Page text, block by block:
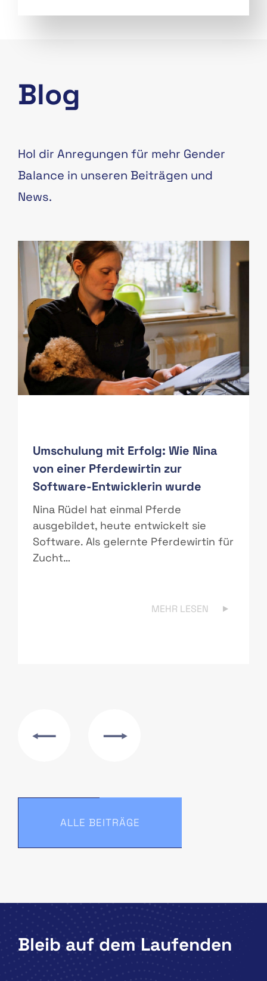
Blog
Hol dir Anregungen für mehr Gender
Balance in unseren Beiträgen und
News.
Quelle: Privat
Umschulung mit Erfolg: Wie Nina
von einer Pferdewirtin zur
Software-Entwicklerin wurde
Nina Rüdel hat einmal Pferde
ausgebildet, heute entwickelt sie
Software. Als gelernte Pferdewirtin für
Zucht…
MEHR LESEN
ALLE BEITRÄGE
Bleib auf dem Laufenden